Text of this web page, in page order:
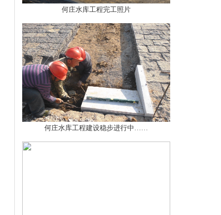
何庄水库工程完工照片
何庄水库工程建设稳步进行中……